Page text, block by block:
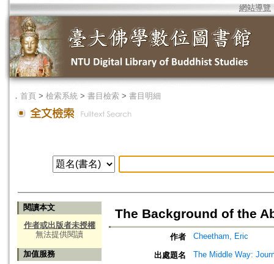
網站導覽
． 首頁 > 檢索系統 > 書目檢索 > 書目明細
閱讀本文
作者或出版者未授權
無法提供閱讀
加值服務
The Background of the
作者 Cheetham, Eric
出處題名 The Middle Way: